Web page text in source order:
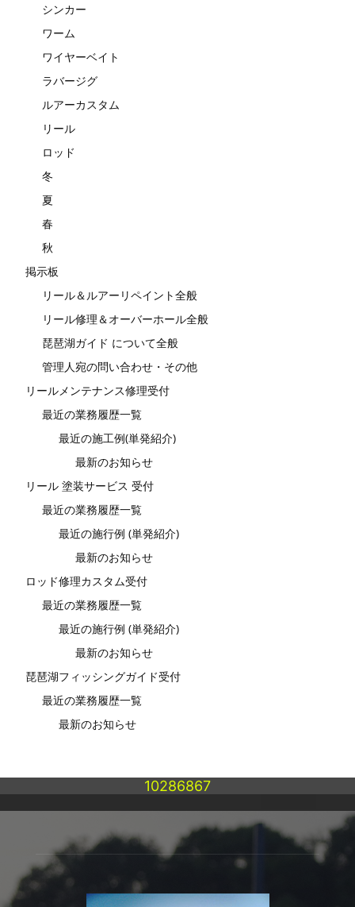
シンカー
ワーム
ワイヤーベイト
ラバージグ
ルアーカスタム
リール
ロッド
冬
夏
春
秋
掲示板
リール＆ルアーリペイント全般
リール修理＆オーバーホール全般
琵琶湖ガイド について全般
管理人宛の問い合わせ・その他
リールメンテナンス修理受付
最近の業務履歴一覧
最近の施工例(単発紹介)
最新のお知らせ
リール 塗装サービス 受付
最近の業務履歴一覧
最近の施行例 (単発紹介)
最新のお知らせ
ロッド修理カスタム受付
最近の業務履歴一覧
最近の施行例 (単発紹介)
最新のお知らせ
琵琶湖フィッシングガイド受付
最近の業務履歴一覧
最新のお知らせ
10286867